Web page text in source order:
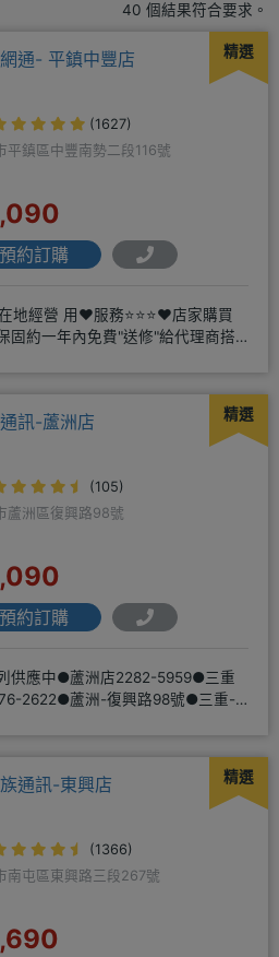
40 個結果符合要求。
精選
通- 平鎮中豐店
(1627)
平鎮區中豐南勢二段116號
預約訂購
在地經營 用❤️服務⭐⭐⭐❤️店家購買
固約一年內免費"送修"給代理商搭
精選
訊-蘆洲店
(105)
蘆洲區復興路98號
預約訂購
供應中●蘆洲店2282-5959●三重
2622●蘆洲-復興路98號●三重-
精選
通訊-東興店
(1366)
南屯區東興路三段267號